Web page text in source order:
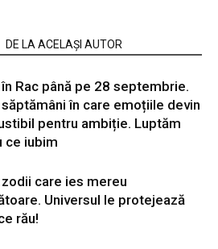
DE LA ACELAȘI AUTOR
Rac până pe 28 septembrie.
în care emoțiile devin
pentru ambiție. Luptăm
ce iubim
care ies mereu
Universul le protejează
rău!